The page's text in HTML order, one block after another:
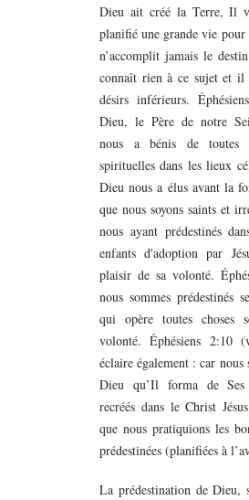
Dieu ait créé la Terre, Il
planifié une grande vie
n’accomplit jamais le
connaît rien à ce sujet et
désirs inférieurs.
Dieu, le Père de notre
nous a bénis de toutes
spirituelles dans les lieux
Dieu nous a élus avant la
que nous soyons saints et
nous ayant prédestinés
enfants d'adoption par
plaisir de sa volonté.
nous sommes prédestinés
qui opère toutes choses
volonté. Éphésiens 2:10
éclaire également : car
Dieu qu’Il forma de Ses
recréés dans le Christ
que nous pratiquions les
prédestinées (planifiées à
La prédestination de Dieu,